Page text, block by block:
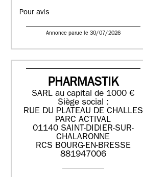
Pour avis
Annonce parue le 30/07/2026
PHARMASTIK
SARL au capital de 1000 €
Siège social :
RUE DU PLATEAU DE CHALLES
PARC ACTIVAL
01140 SAINT-DIDIER-SUR-
CHALARONNE
RCS BOURG-EN-BRESSE
881947006